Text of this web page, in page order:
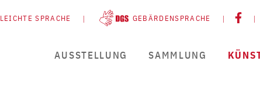
LEICHTE SPRACHE GEBÄRDENSPRACHE
AUS­STELLUNG SAMMLUNG